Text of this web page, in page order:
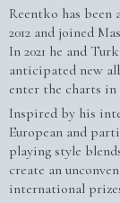
Reentko has been
2012 and joined
In 2021 he and
anticipated new
enter the charts in
Inspired by his
European and
playing style
create an
international